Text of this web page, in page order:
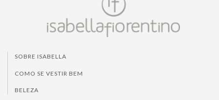
SOBRE ISABELLA
COMO SE VESTIR BEM
BELEZA